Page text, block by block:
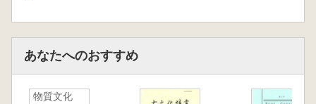
人類史における旧・中・新石器時代(小野
あなたへのおすすめ
物質文化